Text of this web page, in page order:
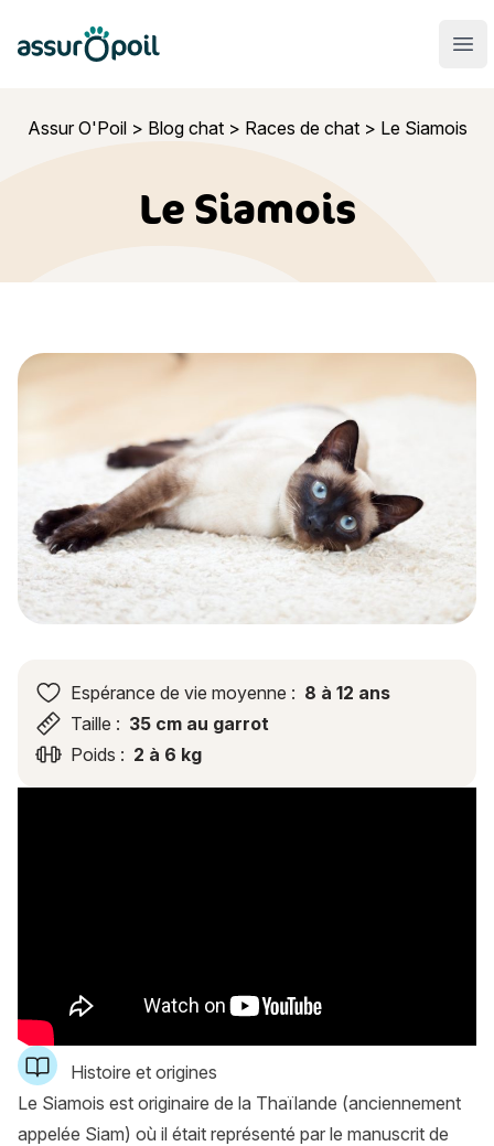
Assur O'Poil
Assur O'Poil> Blog chat> Races de chat> Le Siamois
Le Siamois
Le Siamois
Espérance de vie moyenne : 8 à 12 ans
Taille : 35 cm au garrot
Poids : 2 à 6 kg
Histoire et origines
Le Siamois est originaire de la Thaïlande (anciennement
appelée Siam) où il était représenté par le manuscrit de